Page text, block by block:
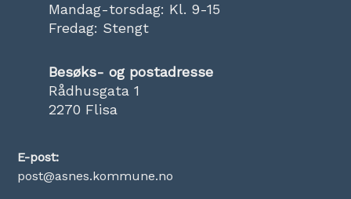
Mandag-torsdag: Kl. 9-15
Fredag: Stengt
Besøks- og postadresse
Rådhusgata 1
2270 Flisa
E-post:
post@asnes.kommune.no